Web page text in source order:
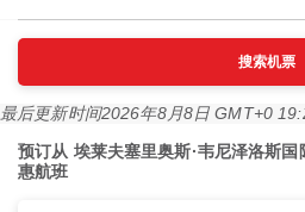
搜索机票
最后更新时间2026年8月8日 GMT+0
预订从 埃莱夫塞里奥斯·韦尼泽洛斯
惠航班